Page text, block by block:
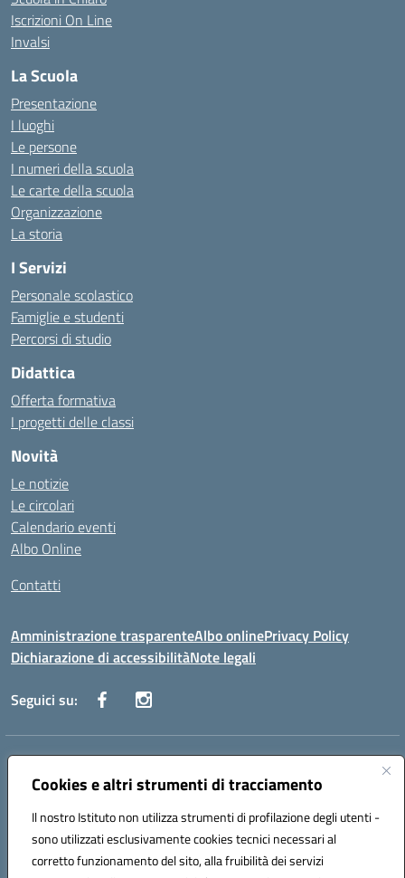
Cookies e altri strumenti di tracciamento
Il nostro Istituto non utilizza strumenti di profilazione degli utenti -
sono utilizzati esclusivamente cookies tecnici necessari al
corretto funzionamento del sito, alla fruibilità dei servizi
Iscrizioni On Line
Invalsi
La Scuola
Presentazione
I luoghi
Le persone
I numeri della scuola
Le carte della scuola
Organizzazione
La storia
I Servizi
Personale scolastico
Famiglie e studenti
Percorsi di studio
Didattica
Offerta formativa
I progetti delle classi
Novità
Le notizie
Le circolari
Calendario eventi
Albo Online
Contatti
Amministrazione trasparenteAlbo onlinePrivacy Policy
Dichiarazione di accessibilitàNote legali
Seguici su:
Indirizzo:
Centralino:0881636571 Email:fgps040004@istruzione.it
Codice fiscale: 80031370713
Codice meccanografico:
FGPS040004
Codice Indice delle Pubbliche Amministrazioni (IPA): istsc_fgps040004